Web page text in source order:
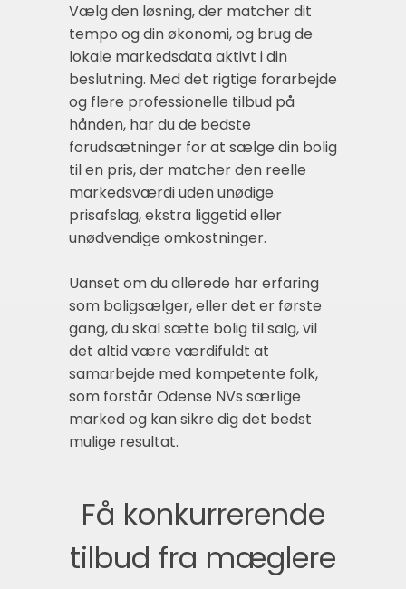
Vælg den løsning, der matcher dit
tempo og din økonomi, og brug de
lokale markedsdata aktivt i din
beslutning. Med det rigtige forarbejde
og flere professionelle tilbud på
hånden, har du de bedste
forudsætninger for at sælge din bolig
til en pris, der matcher den reelle
markedsværdi uden unødige
prisafslag, ekstra liggetid eller
unødvendige omkostninger.
Uanset om du allerede har erfaring
som boligsælger, eller det er første
gang, du skal sætte bolig til salg, vil
det altid være værdifuldt at
samarbejde med kompetente folk,
som forstår Odense NVs særlige
marked og kan sikre dig det bedst
mulige resultat.
Få konkurrerende
tilbud fra mæglere